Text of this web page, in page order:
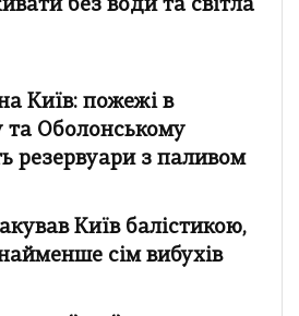
без води та світла
Київ: пожежі в
та Оболонському
резервуари з паливом
Київ балістикою,
сім вибухів